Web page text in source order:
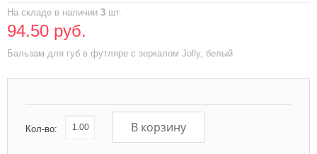
На складе в наличии 3 шт.
94.50 руб.
Бальзам для губ в футляре с зеркалом Jolly, белый
Кол-во: В корзину